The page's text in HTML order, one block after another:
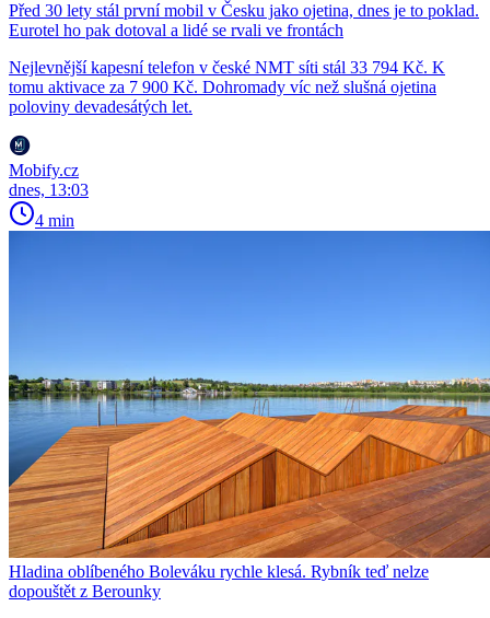
Před 30 lety stál první mobil v Česku jako ojetina, dnes je to poklad.
Eurotel ho pak dotoval a lidé se rvali ve frontách
Nejlevnější kapesní telefon v české NMT síti stál 33 794 Kč. K
tomu aktivace za 7 900 Kč. Dohromady víc než slušná ojetina
poloviny devadesátých let.
Mobify.cz
dnes, 13:03
4 min
Hladina oblíbeného Boleváku rychle klesá. Rybník teď nelze
dopouštět z Berounky